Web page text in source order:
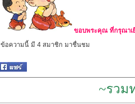
ขอบพระคุณ ที่กรุณาเ
ข้อความนี้ มี 4 สมาชิก มาชื่นชม
~รวม